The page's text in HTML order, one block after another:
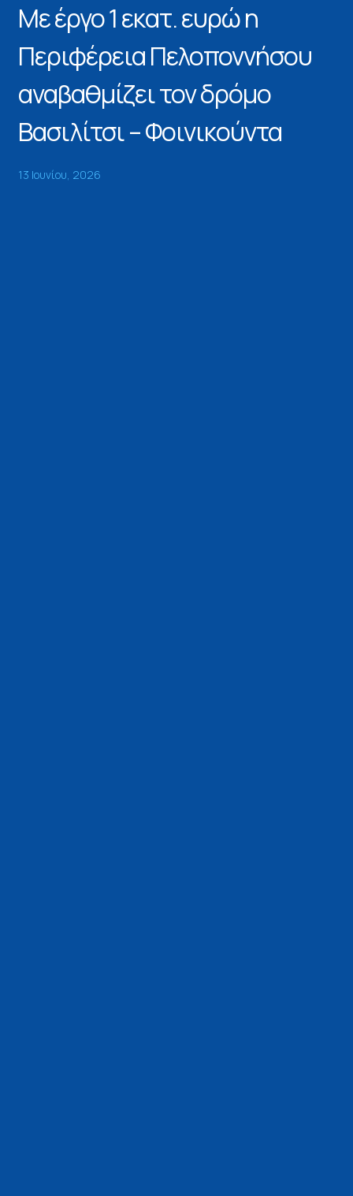
Με έργο 1 εκατ. ευρώ η
Περιφέρεια Πελοποννήσου
αναβαθμίζει τον δρόμο
Βασιλίτσι – Φοινικούντα
13 Ιουνίου, 2026